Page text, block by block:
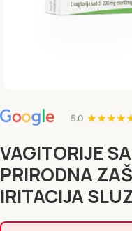
VAGITORIJE
PRIRODNA
IRITACIJA